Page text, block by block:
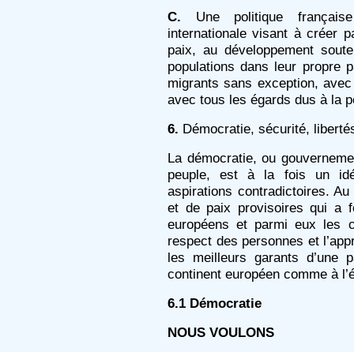
C. Une politique
internationale visant à créer
paix, au développement
populations dans leur propre
migrants sans exception,
avec tous les égards dus à la
6. Démocratie, sécurité,
La démocratie, ou
peuple, est à la fois un
aspirations contradictoires.
et de paix provisoires qui a
européens et parmi eux les
respect des personnes et
les meilleurs garants d’une
continent européen comme à
6.1 Démocratie
NOUS VOULONS